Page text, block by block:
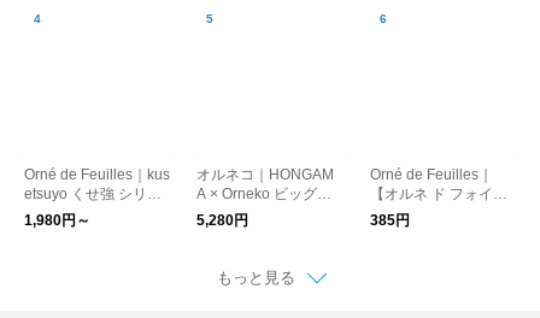
Orné de Feuilles｜kus
etsuyo くせ強 シリー
ズ（ポーチ）
1,980円～
オルネコ｜HONGAM
A × Orneko ビッグシ
ルエットTシャツ
5,280円
Orné de Feuilles｜
【オルネ ド フォイユ
専用】ラッピングバッ
グ【誕生日】【プレゼ
385円
もっと見る